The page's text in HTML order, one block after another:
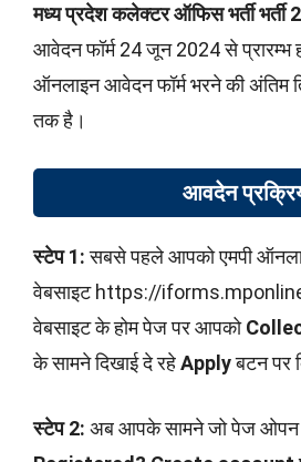
मध्य प्रदेश कलेक्टर ऑफिस भर्ती भर्ती
आवेदन फॉर्म 24 जून 2024 से
ऑनलाइन आवेदन फॉर्म भरने की अंतिम
तक है।
आवदेन
स्टेप 1:सबसे पहले आपको एमपी
वेबसाइट https://
वेबसाइट के होम पेज पर आपको
के सामने दिखाई दे रहेApplyबटन पर
स्टेप 2: अब आपके सामने जो पेज ओपन